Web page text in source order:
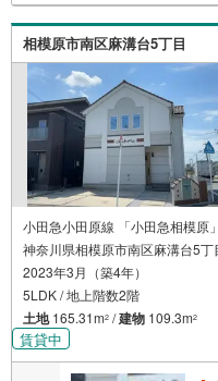
ョン■住まいの広場
フが親身になって
ます！ /他社様掲載
にお問い合わせ下
のお越しも大歓迎で
相模原市南区麻溝台5丁目
小田急小田原線 「小田急相模原
神奈川県相模原市南区麻溝台5丁
2023年3月（築4年）
5LDK / 地上階数2階
土地165.31m2 /建物 109.3m2
賃貸中